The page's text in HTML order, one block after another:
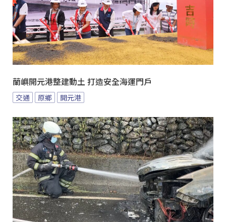
蘭嶼開元港整建動土 打造安全海運門戶
交通 原鄉 開元港